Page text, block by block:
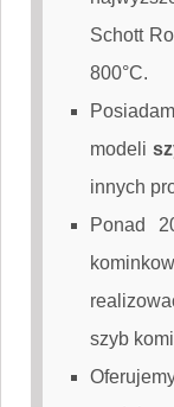
Schott
800°C.
modeli
innych
Ponad
szyb